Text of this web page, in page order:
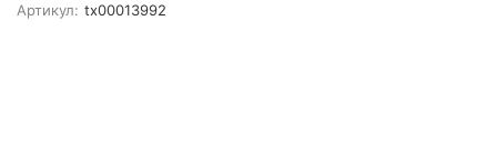
Артикул: tx00013992